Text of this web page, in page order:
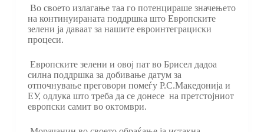
Во своето излагање таа го потенцираше значењето
на континуираната поддршка што Европските
зелени ја даваат за нашите евроинтеграциски
процеси.
Европските зелени и овој пат во Брисел дадоа
силна поддршка за добивање датум за
отпочнување преговори помеѓу Р.С.Македонија и
ЕУ, одлука што треба да се донесе на претстојниот
европски самит во октомври.